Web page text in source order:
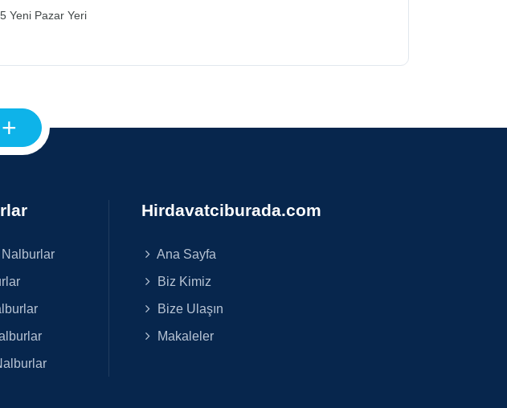
Yeni Pazar Yeri
+
Nalburlar
Hirdavatciburada.com
Ana Sayfa
Biz Kimiz
Bize Ulaşın
Makaleler